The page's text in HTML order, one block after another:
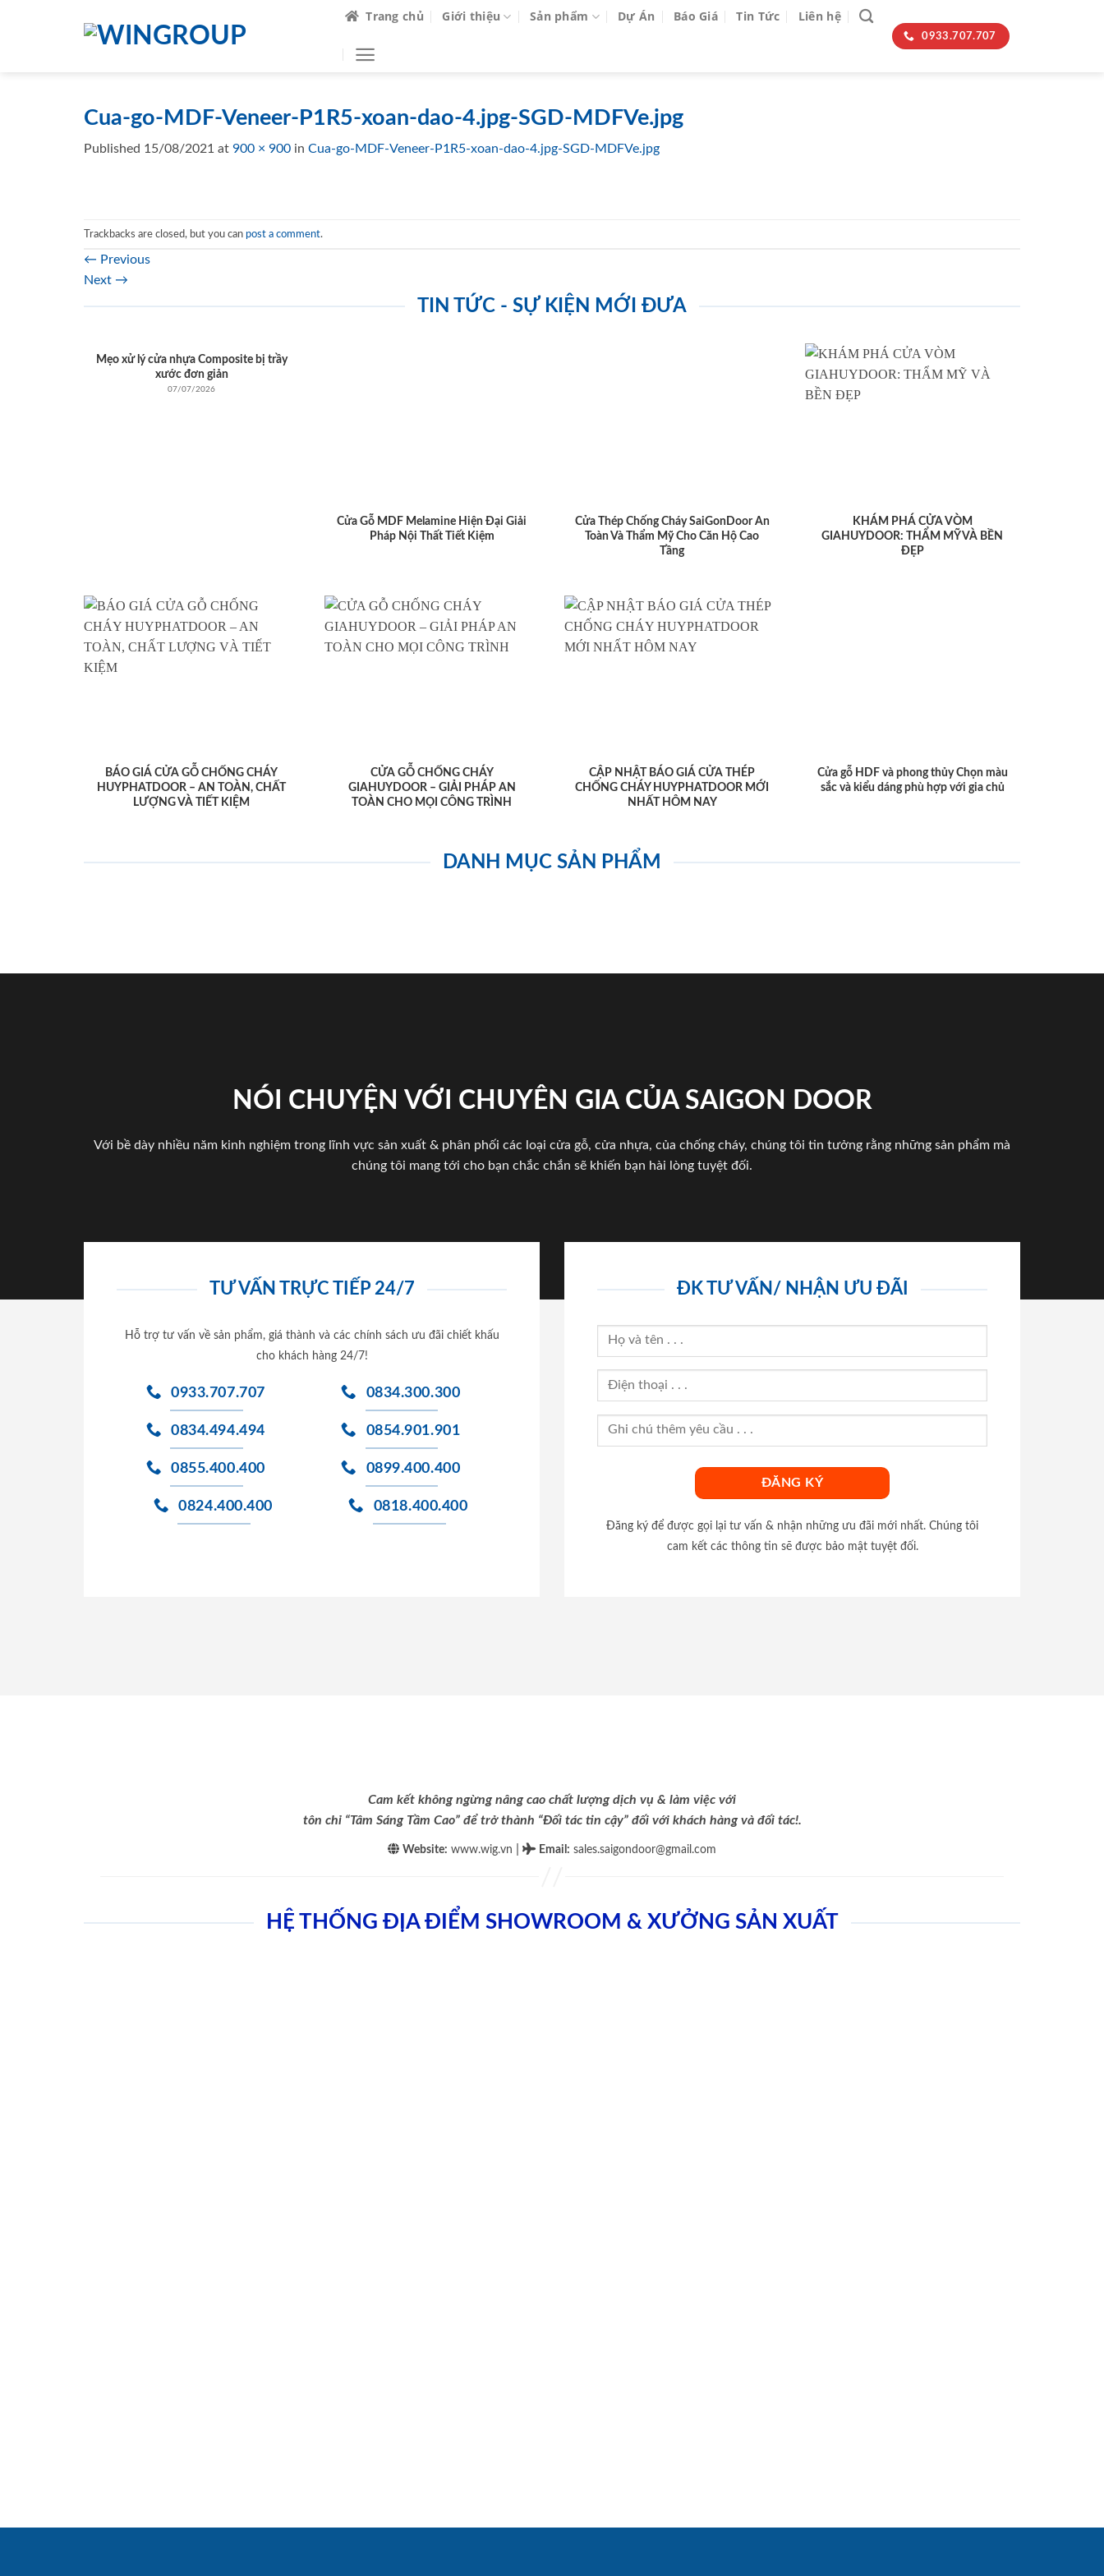
Trang chủ Giới thiệu Sản phẩm Dự Án Báo Giá Tin Tức Liên hệ
0933.707.707
Cua-go-MDF-Veneer-P1R5-xoan-dao-4.jpg-SGD-MDFVe.jpg
Published 15/08/2021 at 900 × 900 in Cua-go-MDF-Veneer-P1R5-xoan-dao-4.jpg-SGD-MDFVe.jpg
Trackbacks are closed, but you can post a comment.
← Previous
Next →
TIN TỨC - SỰ KIỆN MỚI ĐƯA
Mẹo xử lý cửa nhựa Composite bị trầy
xước đơn giản
07/07/2026
Cửa Gỗ MDF Melamine Hiện Đại Giải
Pháp Nội Thất Tiết Kiệm
Cửa Thép Chống Cháy SaiGonDoor An
Toàn Và Thẩm Mỹ Cho Căn Hộ Cao
Tầng
KHÁM PHÁ CỬA VÒM
GIAHUYDOOR: THẨM MỸ VÀ BỀN
ĐẸP
BÁO GIÁ CỬA GỖ CHỐNG CHÁY
HUYPHATDOOR – AN TOÀN, CHẤT
LƯỢNG VÀ TIẾT KIỆM
CỬA GỖ CHỐNG CHÁY
GIAHUYDOOR – GIẢI PHÁP AN
TOÀN CHO MỌI CÔNG TRÌNH
CẬP NHẬT BÁO GIÁ CỬA THÉP
CHỐNG CHÁY HUYPHATDOOR MỚI
NHẤT HÔM NAY
Cửa gỗ HDF và phong thủy Chọn màu
sắc và kiểu dáng phù hợp với gia chủ
DANH MỤC SẢN PHẨM
NÓI CHUYỆN VỚI CHUYÊN GIA CỦA SAIGON DOOR
Với bề dày nhiều năm kinh nghiệm trong lĩnh vực sản xuất & phân phối các loại cửa gỗ, cửa nhựa, của chống cháy, chúng tôi tin tưởng rằng những sản phẩm mà
chúng tôi mang tới cho bạn chắc chắn sẽ khiến bạn hài lòng tuyệt đối.
TƯ VẤN TRỰC TIẾP 24/7
Hỗ trợ tư vấn về sản phẩm, giá thành và các chính sách ưu đãi chiết khấu
cho khách hàng 24/7!
0933.707.707
0834.494.494
0855.400.400
0824.400.400
0834.300.300
0854.901.901
0899.400.400
0818.400.400
ĐK TƯ VẤN/ NHẬN ƯU ĐÃI
Đăng ký để được gọi lại tư vấn & nhận những ưu đãi mới nhất. Chúng tôi
cam kết các thông tin sẽ được bảo mật tuyệt đối.
Cam kết không ngừng nâng cao chất lượng dịch vụ & làm việc với
tôn chỉ “Tâm Sáng Tầm Cao” để trở thành “Đối tác tin cậy” đối với khách hàng và đối tác!.
Website: www.wig.vn Email : sales.saigondoor@gmail.com
HỆ THỐNG ĐỊA ĐIỂM SHOWROOM & XƯỞNG SẢN XUẤT